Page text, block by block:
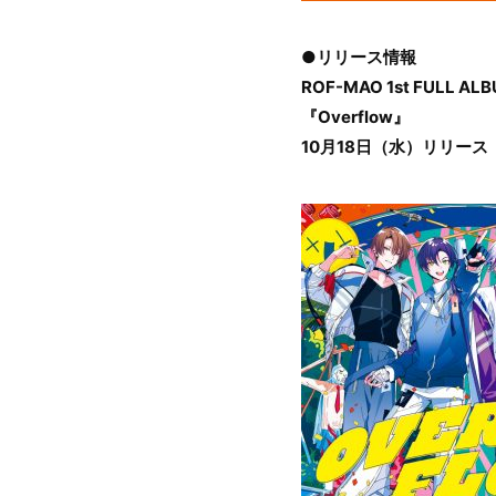
●リリース情報
ROF-MAO 1st FULL
『Overflow』
10月18日（水）リリース